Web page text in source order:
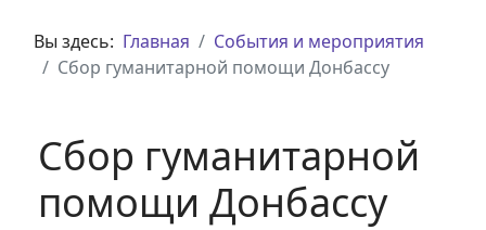
Вы здесь: Главная
События и мероприятия
Сбор гуманитарной помощи Донбассу
Сбор гуманитарной
помощи Донбассу